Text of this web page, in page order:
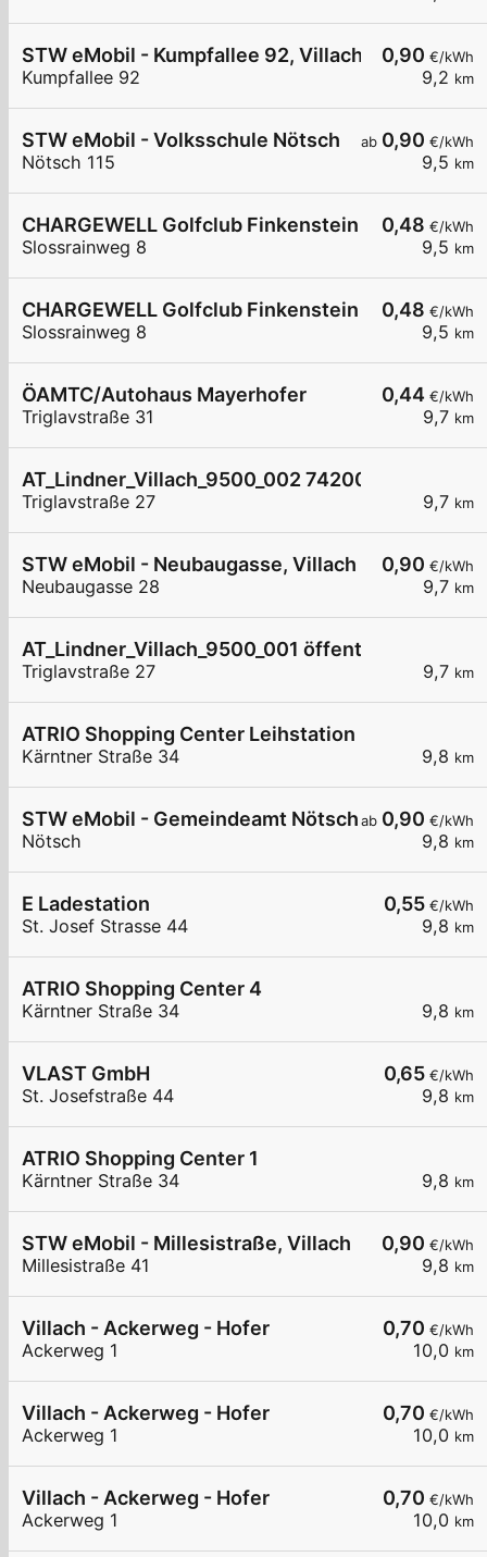
0,90 €/kWh
9,2 km
STW eMobil - Kumpfallee 92, Villach
Kumpfallee 92
ab 0,90 €/kWh
9,5 km
STW eMobil - Volksschule Nötsch
Nötsch 115
0,48 €/kWh
9,5 km
CHARGEWELL Golfclub Finkenstein 1
Slossrainweg 8
0,48 €/kWh
9,5 km
CHARGEWELL Golfclub Finkenstein 2
Slossrainweg 8
0,44 €/kWh
9,7 km
ÖAMTC/Autohaus Mayerhofer
Triglavstraße 31
9,7 km
AT_Lindner_Villach_9500_002 7420083949
Triglavstraße 27
0,90 €/kWh
9,7 km
STW eMobil - Neubaugasse, Villach
Neubaugasse 28
9,7 km
AT_Lindner_Villach_9500_001 öffentlich
Triglavstraße 27
9,8 km
ATRIO Shopping Center Leihstation 2
Kärntner Straße 34
ab 0,90 €/kWh
9,8 km
STW eMobil - Gemeindeamt Nötsch
Nötsch
0,55 €/kWh
9,8 km
E Ladestation
St. Josef Strasse 44
9,8 km
ATRIO Shopping Center 4
Kärntner Straße 34
0,65 €/kWh
9,8 km
VLAST GmbH
St. Josefstraße 44
9,8 km
ATRIO Shopping Center 1
Kärntner Straße 34
0,90 €/kWh
9,8 km
STW eMobil - Millesistraße, Villach
Millesistraße 41
0,70 €/kWh
10,0 km
Villach - Ackerweg - Hofer
Ackerweg 1
0,70 €/kWh
10,0 km
Villach - Ackerweg - Hofer
Ackerweg 1
0,70 €/kWh
10,0 km
Villach - Ackerweg - Hofer
Ackerweg 1